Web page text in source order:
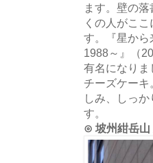
ます。壁の
くの人がこ
す。『星か
1988～』（
有名になりま
チーズケー
しみ、しっ
す。
⊙ 坡州紺岳山